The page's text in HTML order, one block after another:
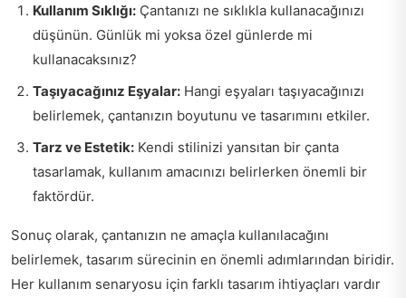
Kullanım Sıklığı: Çantanızı ne sıklıkla kullanacağınızı
düşünün. Günlük mi yoksa özel günlerde mi
kullanacaksınız?
Taşıyacağınız Eşyalar: Hangi eşyaları taşıyacağınızı
belirlemek, çantanızın boyutunu ve tasarımını etkiler.
Tarz ve Estetik: Kendi stilinizi yansıtan bir çanta
tasarlamak, kullanım amacınızı belirlerken önemli bir
faktördür.
Sonuç olarak, çantanızın ne amaçla kullanılacağını
belirlemek, tasarım sürecinin en önemli adımlarından biridir.
Her kullanım senaryosu için farklı tasarım ihtiyaçları vardır